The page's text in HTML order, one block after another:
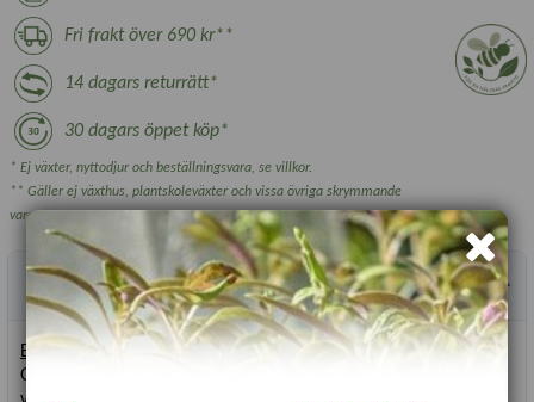
Fri frakt över 690 kr**
14 dagars returrätt*
30 dagars öppet köp*
* Ej växter, nyttodjur och beställningsvara, se villkor.
** Gäller ej växthus, plantskoleväxter och vissa övriga skrymmande
varor.
Produktbeskrivning
Egenskaper hos palettblad i gruppen Fairway:
Ger extra lågväxta, förgrenade plantor. Fairway blommar